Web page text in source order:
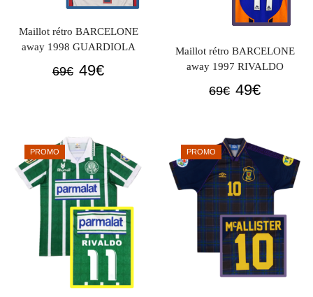
Maillot rétro BARCELONE
away 1998 GUARDIOLA
69€ Le
69€.
49€Le
49€.
Maillot rétro BARCELONE
away 1997 RIVALDO
69€ Le
était :
69€.
49€Le
est :
49€.
PROMO PROMO